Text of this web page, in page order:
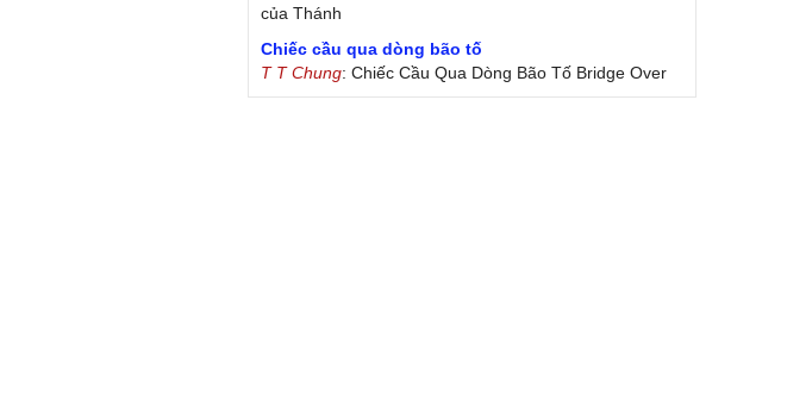
của Thánh
Chiếc cầu qua dòng bão tố
T T Chung: Chiếc Cầu Qua Dòng Bão Tố Bridge Over
Troubled Water by Simon & Garfunkel (Released